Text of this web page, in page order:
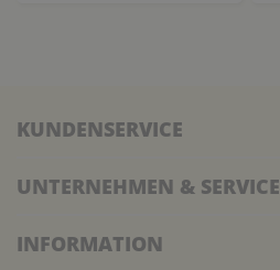
KUNDENSERVICE
UNTERNEHMEN & SERVICE
INFORMATION